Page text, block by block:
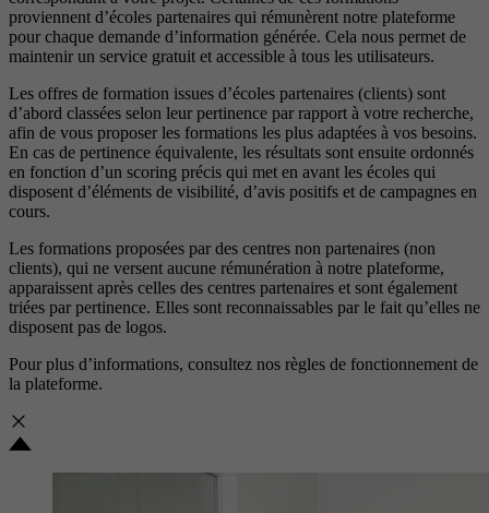
proviennent d’écoles partenaires qui rémunèrent notre plateforme
pour chaque demande d’information générée. Cela nous permet de
maintenir un service gratuit et accessible à tous les utilisateurs.
Les offres de formation issues d’écoles partenaires (clients) sont
d’abord classées selon leur pertinence par rapport à votre recherche,
afin de vous proposer les formations les plus adaptées à vos besoins.
En cas de pertinence équivalente, les résultats sont ensuite ordonnés
en fonction d’un scoring précis qui met en avant les écoles qui
disposent d’éléments de visibilité, d’avis positifs et de campagnes en
cours.
Les formations proposées par des centres non partenaires (non
clients), qui ne versent aucune rémunération à notre plateforme,
apparaissent après celles des centres partenaires et sont également
triées par pertinence. Elles sont reconnaissables par le fait qu’elles ne
disposent pas de logos.
Pour plus d’informations, consultez nos règles de fonctionnement de
la plateforme.